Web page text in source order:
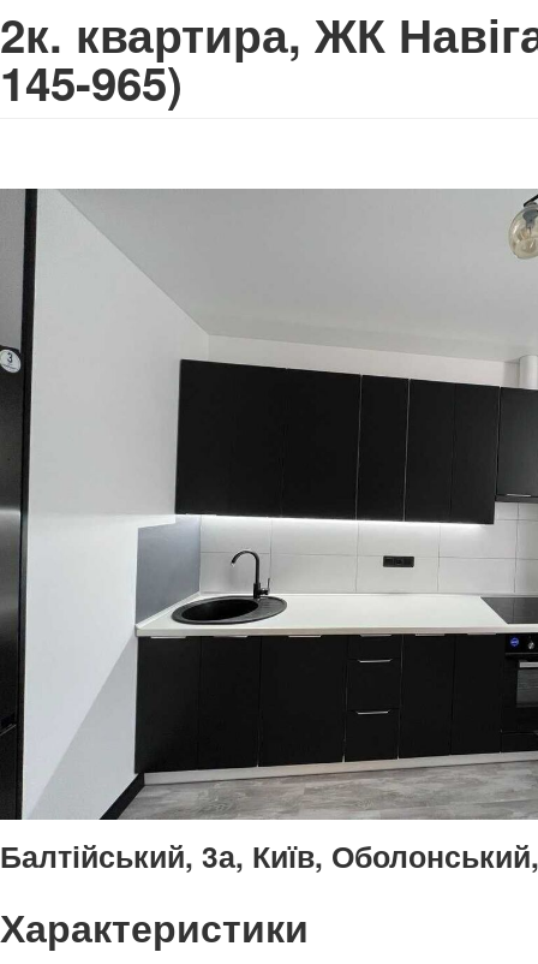
2к. квартира, ЖК
145-965)
Балтійський, 3а, Київ,
Характеристики